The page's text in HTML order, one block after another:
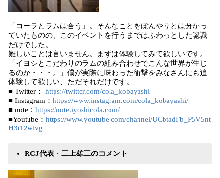
「コーラとラムは合う」。そんなことをぼんやりとは分かっ
ていたものの、このイベントを行うまではふわっとした認識
だけでした。
難しいことは言いません。まずは体験してみて欲しいです。
「イヨシとこだわりのラムの組み合わせでこんな世界が生じ
るのか・・・。」僕が実際に味わった衝撃をみなさんにも追
体験して欲しい、ただそれだけです。
■ Twitter： https://twitter.com/cola_kobayashi
■ Instagram： https://www.instagram.com/cola_kobayashi/
■ note： https://note.iyoshicola.com/
■Youtube： https://www.youtube.com/channel/UCbtadFb_P5V5nt
H3t12wlvg
RCJ代表・三上雄三のコメント